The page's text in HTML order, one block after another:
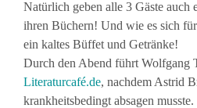
Natürlich geben alle 3 Gäste auch
ihren Büchern! Und wie es sich
ein kaltes Büffet und Getränke!
Durch den Abend führt Wolfgang
Literaturcafé.de, nachdem Astrid
krankheitsbedingt absagen musste.